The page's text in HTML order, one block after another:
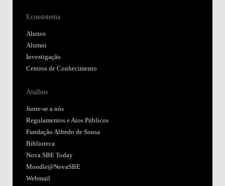
Ecossistema
Alunos
Alumni
Investigação
Centros de Conhecimento
Atalhos
Junte-se a nós
Regulamentos e Atos Públicos
Fundação Alfredo de Sousa
Biblioteca
Nova SBE Today
Moodle@NovaSBE
Webmail